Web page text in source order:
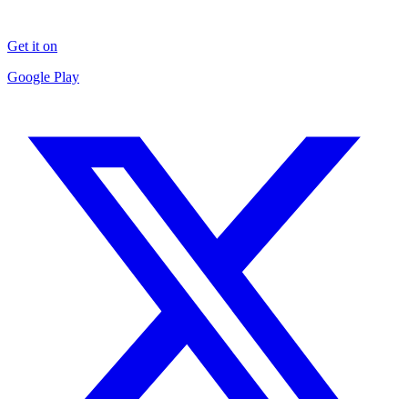
Get it on
Google Play